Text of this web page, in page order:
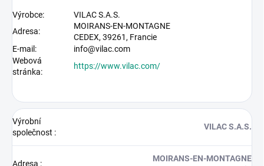
Výrobce:
VILAC S.A.S.
Adresa:
MOIRANS-EN-MONTAGNE
CEDEX, 39261, Francie
E-mail:
info@vilac.com
Webová
stránka:
https://www.vilac.com/
Výrobní
společnost :
VILAC S.A.S.
Adresa :
MOIRANS-EN-MONTAGNE